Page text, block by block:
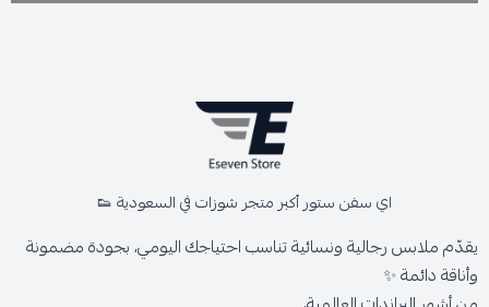
اي سفن ستور أكبر متجر شوزات في السعودية 👟
يقدّم ملابس رجالية ونسائية تناسب احتياجك اليومي، بجودة مضمونة
وأناقة دائمة ✨